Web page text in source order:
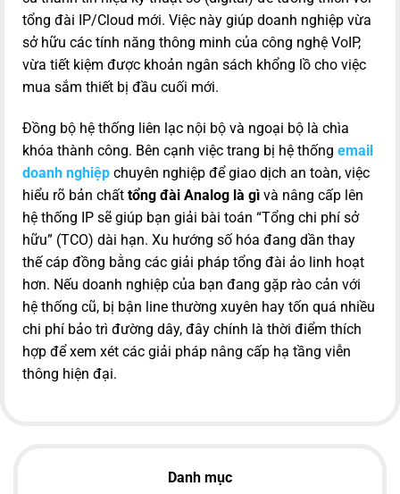
tổng đài IP/Cloud mới. Việc này giúp doanh nghiệp vừa
sở hữu các tính năng thông minh của công nghệ VoIP,
vừa tiết kiệm được khoản ngân sách khổng lồ cho việc
mua sắm thiết bị đầu cuối mới.
Đồng bộ hệ thống liên lạc nội bộ và ngoại bộ là chìa
khóa thành công. Bên cạnh việc trang bị hệ thống email
doanh nghiệp chuyên nghiệp để giao dịch an toàn, việc
hiểu rõ bản chất tổng đài Analog là gì và nâng cấp lên
hệ thống IP sẽ giúp bạn giải bài toán “Tổng chi phí sở
hữu” (TCO) dài hạn. Xu hướng số hóa đang dần thay
thế cáp đồng bằng các giải pháp tổng đài ảo linh hoạt
hơn. Nếu doanh nghiệp của bạn đang gặp rào cản với
hệ thống cũ, bị bận line thường xuyên hay tốn quá nhiều
chi phí bảo trì đường dây, đây chính là thời điểm thích
hợp để xem xét các giải pháp nâng cấp hạ tầng viễn
thông hiện đại.
Danh mục